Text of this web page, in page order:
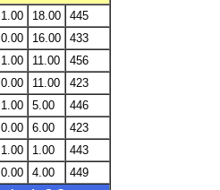
1.00 18.00
445
0.00 16.00
433
1.00 11.00
456
0.00 11.00
423
1.00 5.00
446
0.00 6.00
423
1.00 1.00
443
0.00 4.00
449